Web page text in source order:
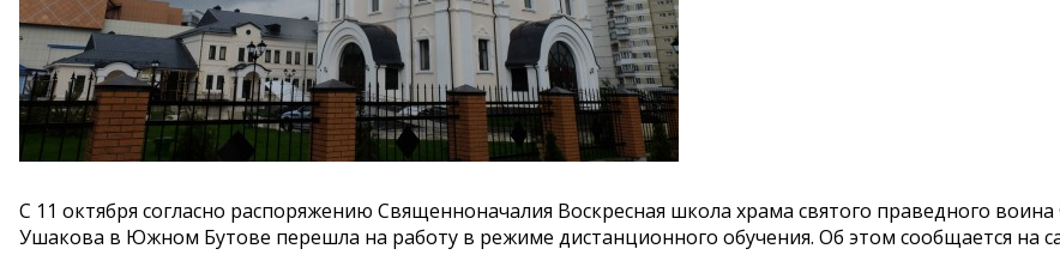
С 11 октября согласно распоряжению Священноначалия Воскресная школа храма святого праведного
Ушакова в Южном Бутове перешла на работу в режиме дистанционного обучения. Об этом сообщается на